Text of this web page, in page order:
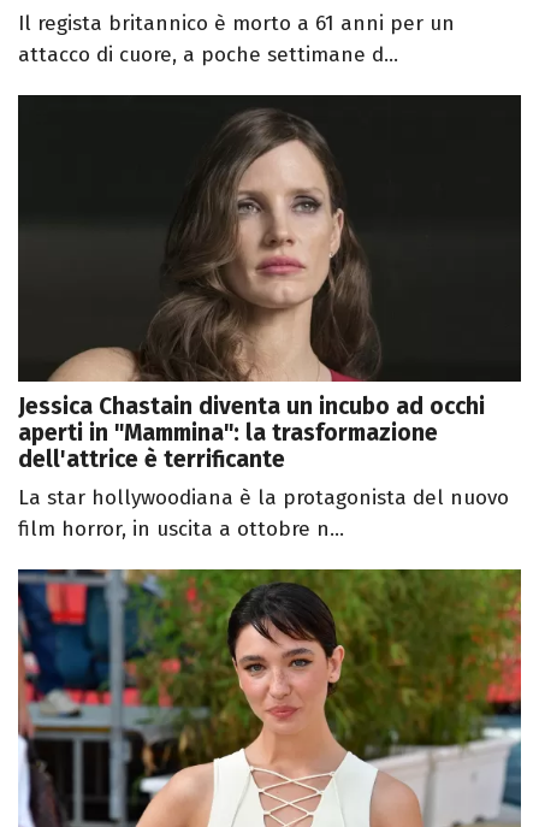
Il regista britannico è morto a 61 anni per un
attacco di cuore, a poche settimane d...
Jessica Chastain diventa un incubo ad occhi
aperti in "Mammina": la trasformazione
dell'attrice è terrificante
La star hollywoodiana è la protagonista del nuovo
film horror, in uscita a ottobre n...